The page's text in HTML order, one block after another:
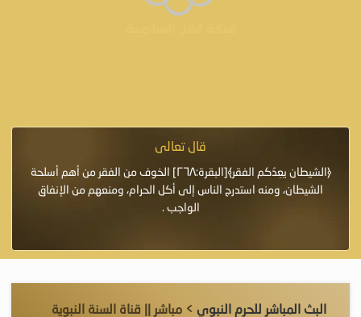
قال تعالى
﴿الشيطان يعِدُكم الفقر﴾[البقرة:٢٦٨] الخوف من الفقر من أهم أسلحة
الشيطان، ومنه استدرج الناس إلى أكل الحرام، ومنعهم من الإنفاق
الواجب .
البث المباشر للحرم النبوي > مباشر || قناة السنة النبوية